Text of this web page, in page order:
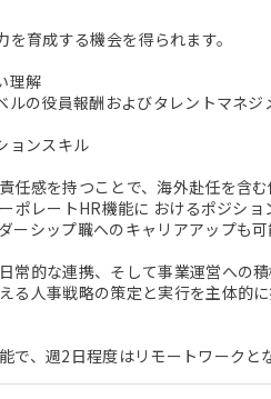
育成する機会を得られます。
理解
の役員報酬およびタレントマネ
ョンスキル
感を持つことで、海外赴任を含
ポレートHR機能に おけるポジシ
シップ職へのキャリアアップも可
常的な連携、そして事業運営への
人事戦略の策定と実行を主体的に
、週2日程度はリモートワークと